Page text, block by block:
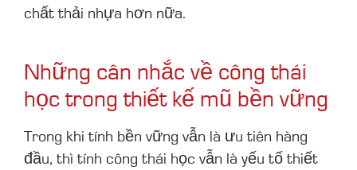
chất thải nhựa hơn nữa.
Những cân nhắc về công thái
học trong thiết kế mũ bền vững
Trong khi tính bền vững vẫn là ưu tiên hàng
đầu, thì tính công thái học vẫn là yếu tố thiết